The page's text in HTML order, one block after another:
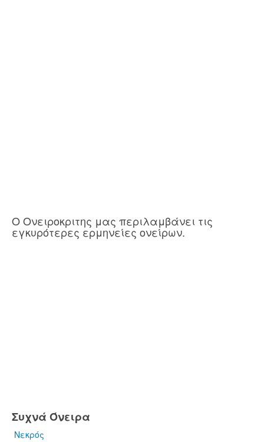
Ο Ονειροκριτης μας περιλαμβάνει τις
εγκυρότερες ερμηνείες ονείρων.
Συχνά Όνειρα
Νεκρός